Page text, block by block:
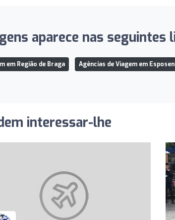
aparece nas seguintes
em Região de Braga Agências de Viagem em
interessar-lhe